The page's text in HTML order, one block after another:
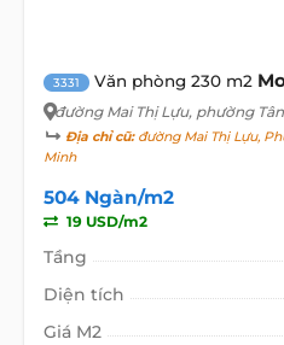
3331 Văn phòng 230 m2
đường Mai Thị Lựu, phường
Địa chỉ cũ:đường Mai Thị Lựu,
Minh
504 Ngàn/m2
19 USD/m2
Tầng
Diện tích
Giá M2